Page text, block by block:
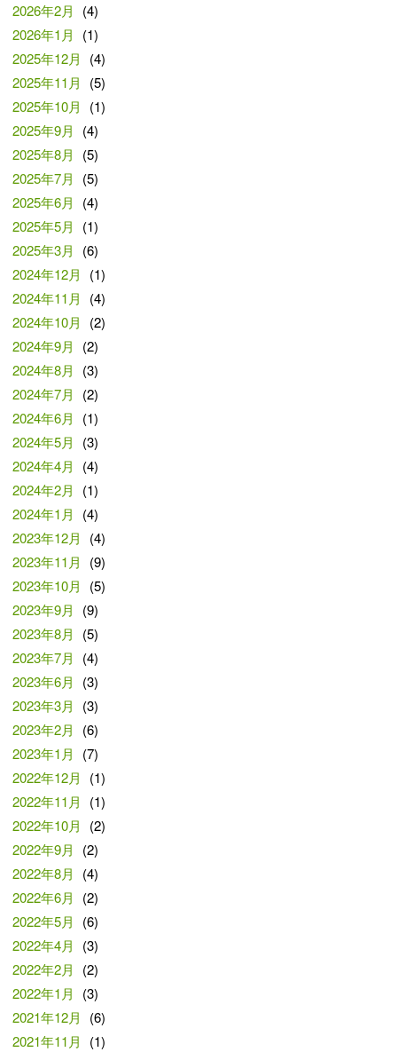
2026年2月
(4)
2026年1月
(1)
2025年12月
(4)
2025年11月
(5)
2025年10月
(1)
2025年9月
(4)
2025年8月
(5)
2025年7月
(5)
2025年6月
(4)
2025年5月
(1)
2025年3月
(6)
2024年12月
(1)
2024年11月
(4)
2024年10月
(2)
2024年9月
(2)
2024年8月
(3)
2024年7月
(2)
2024年6月
(1)
2024年5月
(3)
2024年4月
(4)
2024年2月
(1)
2024年1月
(4)
2023年12月
(4)
2023年11月
(9)
2023年10月
(5)
2023年9月
(9)
2023年8月
(5)
2023年7月
(4)
2023年6月
(3)
2023年3月
(3)
2023年2月
(6)
2023年1月
(7)
2022年12月
(1)
2022年11月
(1)
2022年10月
(2)
2022年9月
(2)
2022年8月
(4)
2022年6月
(2)
2022年5月
(6)
2022年4月
(3)
2022年2月
(2)
2022年1月
(3)
2021年12月
(6)
2021年11月
(1)